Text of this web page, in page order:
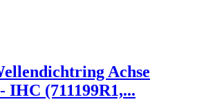
Achse
IHC (711199R1,...